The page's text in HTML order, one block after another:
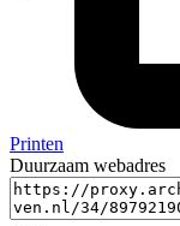
Printen
Duurzaam webadres